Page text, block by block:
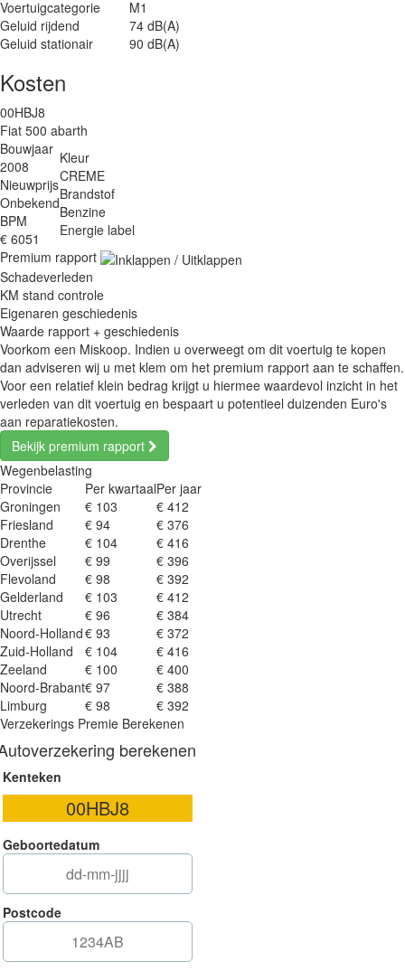
Voertuigcategorie
M1
Geluid rijdend
74 dB(A)
Geluid stationair
90 dB(A)
Kosten
00HBJ8
Fiat 500 abarth
Bouwjaar
2008
Nieuwprijs
Onbekend
BPM
€ 6051
Kleur
CREME
Brandstof
Benzine
Energie label
Premium rapport
Schadeverleden
KM stand controle
Eigenaren geschiedenis
Waarde rapport + geschiedenis
Voorkom een Miskoop. Indien u overweegt om dit voertuig te kopen
dan adviseren wij u met klem om het premium rapport aan te schaffen.
Voor een relatief klein bedrag krijgt u hiermee waardevol inzicht in het
verleden van dit voertuig en bespaart u potentieel duizenden Euro's
aan reparatiekosten.
Bekijk premium rapport
Wegenbelasting
Provincie
Per kwartaalPer jaar
Groningen
€ 103
€ 412
Friesland
€ 94
€ 376
Drenthe
€ 104
€ 416
Overijssel
€ 99
€ 396
Flevoland
€ 98
€ 392
Gelderland
€ 103
€ 412
Utrecht
€ 96
€ 384
Noord-Holland€ 93
€ 372
Zuid-Holland
€ 104
€ 416
Zeeland
€ 100
€ 400
Noord-Brabant€ 97
€ 388
Limburg
€ 98
€ 392
Verzekerings Premie Berekenen
berekenen
Kenteken
Geboortedatum
Postcode